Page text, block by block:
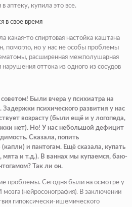
аптеку, купила это все.
в свое время
какая-то спиртовая настойка каштана
помогло, но у нас не особы проблемы
расширенная межполушарная
оттока из одного из сосудов
Были вчера у психиатра на
психического развития у нас
возрасту (были ещё и у логопеда,
нет). Но! У нас небольшой дефицит
Сказала, попить
и пантогам. Ещё сказала, купать
мята и т.д.). В ваннах мы купаемся, баю-
Так ли он.
проблемы. Сегодня были на осмотре у
мозга (нейросонография). В заключении
гипоксически-ишемического